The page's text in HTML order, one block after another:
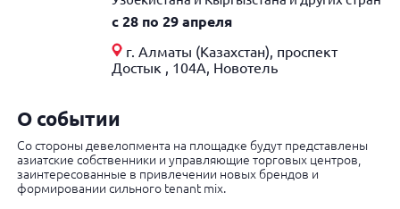
c 28 по 29 апреля
г. Алматы (Казахстан), проспект
Достык , 104А, Новотель
О событии
Со стороны девелопмента на площадке будут представлены
азиатские собственники и управляющие торговых центров,
заинтересованные в привлечении новых брендов и
формировании сильного tenant mix.